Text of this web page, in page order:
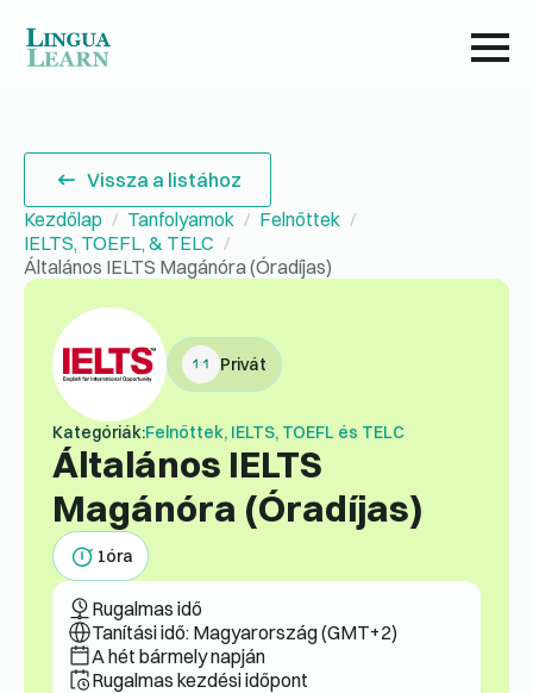
Vissza a listához
Kezdőlap
Tanfolyamok
Felnőttek
IELTS, TOEFL, & TELC
Általános IELTS Magánóra (Óradíjas)
Privát
Kategóriák:Felnőttek, IELTS, TOEFL és TELC
Általános IELTS
Magánóra (Óradíjas)
1óra
Rugalmas idő
Tanítási idő: Magyarország (GMT+2)
A hét bármely napján
Rugalmas kezdési időpont